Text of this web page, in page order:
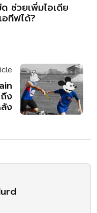
ช่วยเพิ่มไอเดีย
อทีฟได้?
ง
ง